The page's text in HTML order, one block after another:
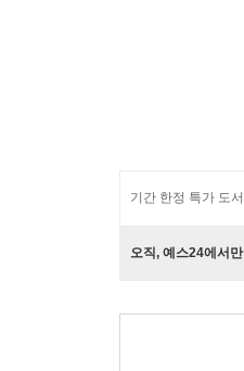
기간 한정 특가 도서
오직, 예스24에서만